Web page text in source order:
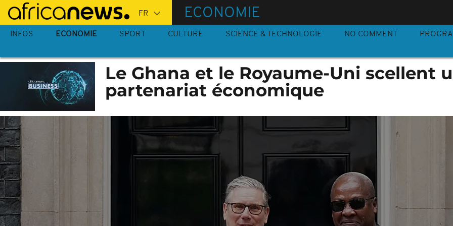
Passer
au
contenu
ECONOMIE
INFOS ECONOMIE SPORT CULTURE SCIENCE & TECHNOLOGIE NO COMMENT
Le Ghana et le Royaume-Uni scellent
partenariat économique